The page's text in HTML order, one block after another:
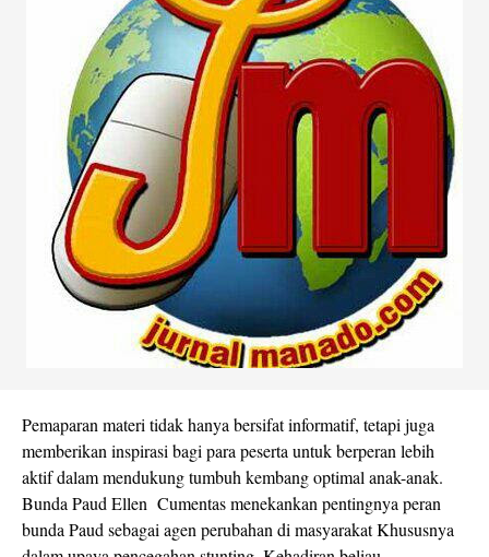
Pemaparan materi tidak hanya bersifat informatif, tetapi juga
memberikan inspirasi bagi para peserta untuk berperan lebih
aktif dalam mendukung tumbuh kembang optimal anak-anak.
Bunda Paud Ellen Cumentas menekankan pentingnya peran
bunda Paud sebagai agen perubahan di masyarakat Khususnya